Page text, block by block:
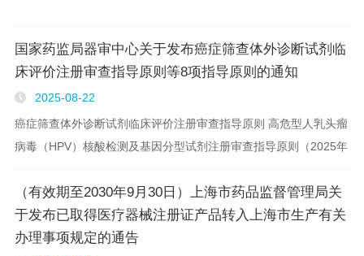
国家药监局器审中心关于发布癌症筛查体外诊断试剂临
床评价注册审查指导原则等8项指导原则的通知
2025-08-22
癌症筛查体外诊断试剂临床评价注册审查指导原则 高危型人乳头瘤
病毒（HPV）核酸检测及基因分型试剂注册审查指导原则（2025年
人Septin9基因甲基化检测试..
（有效期至2030年9月30日）上海市药品监督管理局关
于发布已取得医疗器械注册证产品转入上海市生产有关
办理事项规定的通告